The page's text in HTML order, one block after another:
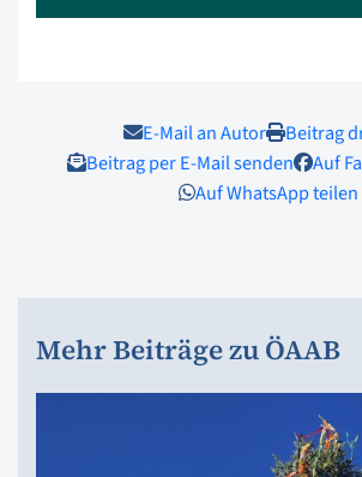
E-Mail an Autor
Beitrag
Beitrag per E-Mail senden
Auf
Auf WhatsApp teilen
Mehr Beiträge zu ÖAAB